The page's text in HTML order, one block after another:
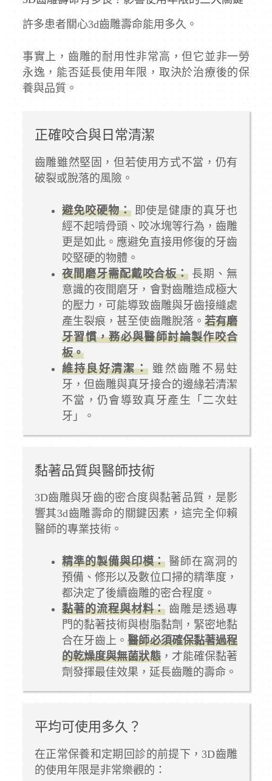
許多患者關心3d齒雕壽命能用多久。
事實上，齒雕的耐用性非常高，但它並非一勞
永逸，能否延長使用年限，取決於治療後的保
養與品質。
正確咬合與日常清潔
齒雕雖然堅固，但若使用方式不當，仍有
破裂或脫落的風險。
避免咬硬物：即使是健康的真牙也
經不起啃骨頭、咬冰塊等行為，齒雕
更是如此。應避免直接用修復的牙齒
咬堅硬的物體。
夜間磨牙需配戴咬合板： 長期、無
意識的夜間磨牙，會對齒雕造成極大
的壓力，可能導致齒雕與牙齒接縫處
產生裂痕，甚至使齒雕脫落。 若有磨
牙習慣，務必與醫師討論製作咬合
板。
維持良好清潔： 雖然齒雕不易蛀
牙，但齒雕與真牙接合的邊緣若清潔
不當，仍會導致真牙產生「二次蛀
牙」。
黏著品質與醫師技術
3D齒雕與牙齒的密合度與黏著品質，是影
響其3d齒雕壽命的關鍵因素，這完全仰賴
醫師的專業技術。
精準的製備與印模： 醫師在窩洞的
預備、修形以及數位口掃的精準度，
都決定了後續齒雕的密合程度。
黏著的流程與材料： 齒雕是透過專
門的黏著技術與樹脂黏劑，緊密地黏
合在牙齒上。醫師必須確保黏著過程
的乾燥度與無菌狀態，才能確保黏著
劑發揮最佳效果，延長齒雕的壽命。
平均可使用多久？
在正常保養和定期回診的前提下，3D齒雕
的使用年限是非常樂觀的：